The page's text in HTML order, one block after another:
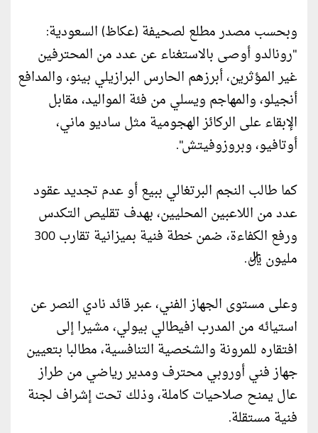
وبحسب مصدر مطلع لصحيفة (عكاظ) السعودية:
"رونالدو أوصى بالاستغناء عن عدد من المحترفين
غير المؤثرين، أبرزهم الحارس البرازيلي بينو، والمدافع
أنجيلو، والمهاجم ويسلي من فئة المواليد، مقابل
الإبقاء على الركائز الهجومية مثل ساديو ماني،
أوتافيو، وبروزوفيتش".
كما طالب النجم البرتغالي ببيع أو عدم تجديد عقود
عدد من اللاعبين المحليين، بهدف تقليص التكدس
ورفع الكفاءة، ضمن خطة فنية بميزانية تقارب 300
مليون ريال.
وعلى مستوى الجهاز الفني، عبر قائد نادي النصر عن
استيائه من المدرب افيطالي بيولي، مشيرا إلى
افتقاره للمرونة والشخصية التنافسية، مطالبا بتعيين
جهاز فني أوروبي محترف ومدير رياضي من طراز
عال يمنح صلاحيات كاملة، وذلك تحت إشراف لجنة
فنية مستقلة.